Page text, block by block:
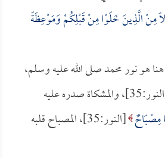
مِنْ الَّذِينَ خَلَوْا مِنْ قَبْلِكُمْ وَمَوْعِظَةً
هو نور محمد صلى الله عليه وسلم،
[النور:35]، والمشكاة صدره عليه
مِصْبَاحٌ
[النور:35]، المصباح قلبه